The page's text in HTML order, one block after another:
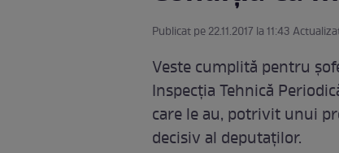
Publicat pe 22.11.2017 la 11:43
Veste cumplită pentru
Inspecția Tehnică
care le au, potrivit unui
decisiv al deputaților.